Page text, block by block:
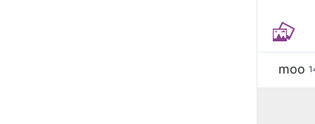
moo